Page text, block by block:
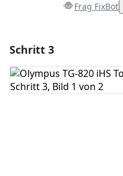
Frag FixBot
Kommentar
Schritt 3